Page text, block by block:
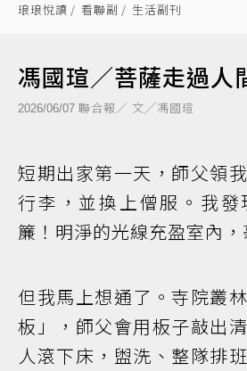
琅琅悅讀 看聯副 生活副刊
馮國瑄／菩薩走過人
2026/06/07 聯合報／ 文╱馮國瑄
短期出家第一天，師父領
行李，並換上僧服。我發
簾！明淨的光線充盈室內，
但我馬上想通了。寺院叢
板」，師父會用板子敲出
人滾下床，盥洗、整隊排